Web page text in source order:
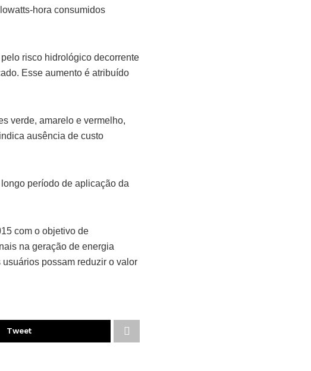
hora consumidos
risco hidrológico decorrente
Esse aumento é atribuído
verde, amarelo e vermelho,
ausência de custo
período de aplicação da
com o objetivo de
na geração de energia
possam reduzir o valor
Tweet